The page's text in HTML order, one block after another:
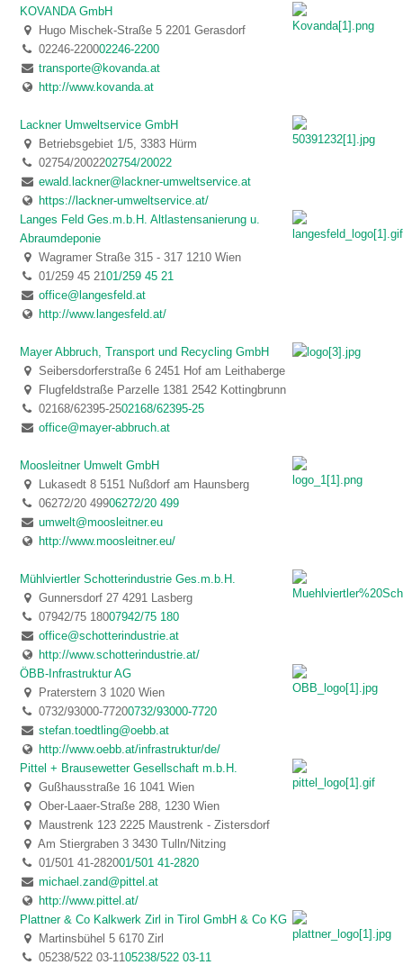
KOVANDA GmbH
Hugo Mischek-Straße 5 2201 Gerasdorf
02246-220002246-2200
transporte@kovanda.at
http://www.kovanda.at
Lackner Umweltservice GmbH
Betriebsgebiet 1/5, 3383 Hürm
02754/2002202754/20022
ewald.lackner@lackner-umweltservice.at
https://lackner-umweltservice.at/
Langes Feld Ges.m.b.H. Altlastensanierung u.
Abraumdeponie
Wagramer Straße 315 - 317 1210 Wien
01/259 45 2101/259 45 21
office@langesfeld.at
http://www.langesfeld.at/
Mayer Abbruch, Transport und Recycling GmbH
Seibersdorferstraße 6 2451 Hof am Leithaberge
Flugfeldstraße Parzelle 1381 2542 Kottingbrunn
02168/62395-2502168/62395-25
office@mayer-abbruch.at
Moosleitner Umwelt GmbH
Lukasedt 8 5151 Nußdorf am Haunsberg
06272/20 49906272/20 499
umwelt@moosleitner.eu
http://www.moosleitner.eu/
Mühlviertler Schotterindustrie Ges.m.b.H.
Gunnersdorf 27 4291 Lasberg
07942/75 18007942/75 180
office@schotterindustrie.at
http://www.schotterindustrie.at/
ÖBB-Infrastruktur AG
Praterstern 3 1020 Wien
0732/93000-77200732/93000-7720
stefan.toedtling@oebb.at
http://www.oebb.at/infrastruktur/de/
Pittel + Brausewetter Gesellschaft m.b.H.
Gußhausstraße 16 1041 Wien
Ober-Laaer-Straße 288, 1230 Wien
Maustrenk 123 2225 Maustrenk - Zistersdorf
Am Stiergraben 3 3430 Tulln/Nitzing
01/501 41-282001/501 41-2820
michael.zand@pittel.at
http://www.pittel.at/
Plattner & Co Kalkwerk Zirl in Tirol GmbH & Co KG
Martinsbühel 5 6170 Zirl
05238/522 03-1105238/522 03-11